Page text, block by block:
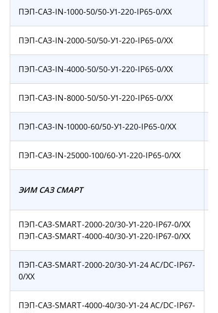
ПЭП-САЗ-IN-1000-50/50-У1-220-IP65-0/ХХ
ПЭП-САЗ-IN-2000-50/50-У1-220-IP65-0/ХХ
ПЭП-САЗ-IN-4000-50/50-У1-220-IP65-0/ХХ
ПЭП-САЗ-IN-8000-50/50-У1-220-IP65-0/ХХ
ПЭП-САЗ-IN-10000-60/50-У1-220-IP65-0/ХХ
ПЭП-САЗ-IN-25000-100/60-У1-220-IP65-0/ХХ
ЭИМ САЗ СМАРТ
ПЭП-САЗ-SMART-2000-20/30-У1-220-IP67-0/ХХ
ПЭП-САЗ-SMART-4000-40/30-У1-220-IP67-0/ХХ
ПЭП-САЗ-SMART-2000-20/30-У1-24 АС/DC-IP67-
0/ХХ
ПЭП-САЗ-SMART-4000-40/30-У1-24 AC/DC-IP67-